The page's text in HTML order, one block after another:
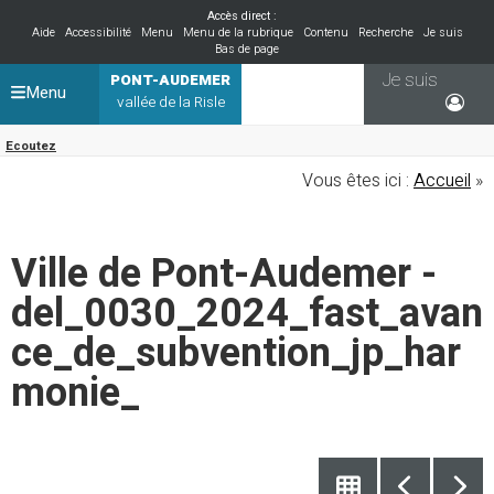
Accès direct :
Aide
Accessibilité Menu Menu de la rubrique Contenu Recherche
Je suis
Bas de page
PONT-AUDEMER
vallée de la Risle
Ecoutez
Je suis
Menu
Vous êtes ici : Accueil »
Ville de Pont-Audemer -
del_0030_2024_fast_avan
ce_de_subvention_jp_har
monie_